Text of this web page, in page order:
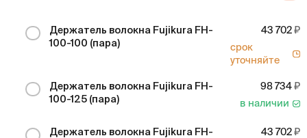
Держатель волокна Fujikura FH-
100-100 (пара)
43 702
срок
уточняйте
Держатель волокна Fujikura FH-
100-125 (пара)
98 734
в наличии
Держатель волокна Fujikura FH-
43 702